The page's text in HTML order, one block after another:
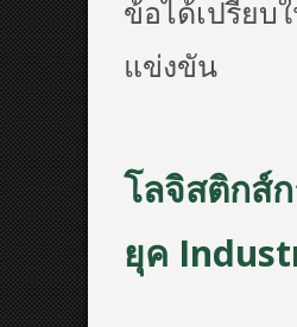
ข้อได้เปรียบ
แข่งขัน
โลจิสติกส์
ยุค